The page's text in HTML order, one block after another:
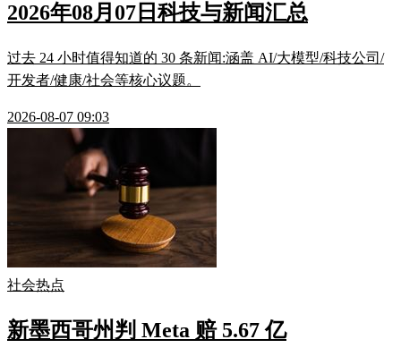
2026年08月07日科技与新闻汇总
过去 24 小时值得知道的 30 条新闻:涵盖 AI/大模型/科技公司/
开发者/健康/社会等核心议题。
2026-08-07 09:03
社会热点
新墨西哥州判 Meta 赔 5.67 亿